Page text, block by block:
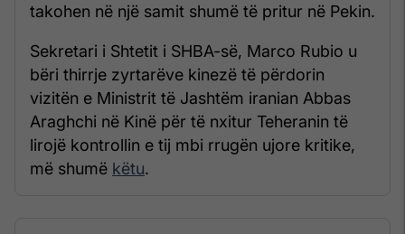
takohen në një samit shumë të pritur në Pekin.
Sekretari i Shtetit i SHBA-së, Marco Rubio u
bëri thirrje zyrtarëve kinezë të përdorin
vizitën e Ministrit të Jashtëm iranian Abbas
Araghchi në Kinë për të nxitur Teheranin të
lirojë kontrollin e tij mbi rrugën ujore kritike,
më shumë këtu.